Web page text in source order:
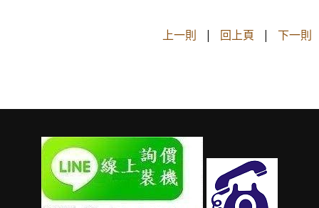
上一則 | 回上頁 | 下一則